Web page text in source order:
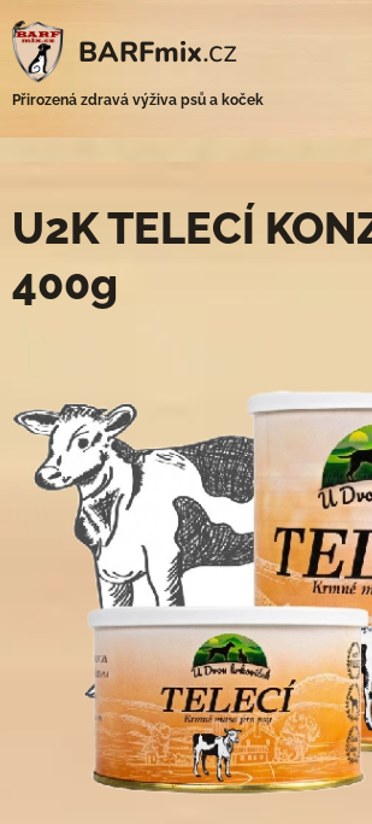
BARFmix.cz
Přirozená zdravá výživa psů a koček
U2K TELECÍ
400g